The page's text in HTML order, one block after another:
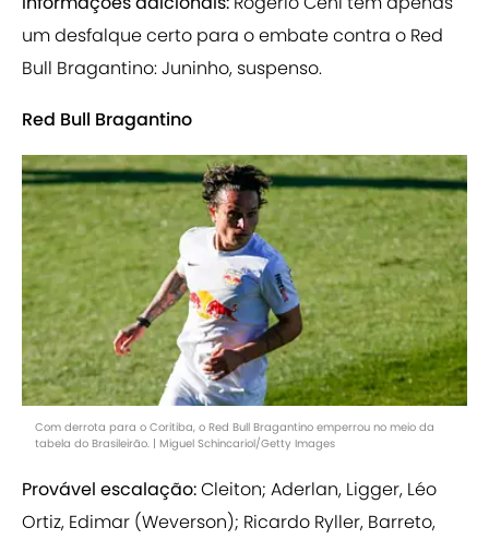
um desfalque certo para o embate contra o Red
Bull Bragantino: Juninho, suspenso.
Red Bull Bragantino
Com derrota para o Coritiba, o Red Bull Bragantino emperrou no meio da
tabela do Brasileirão. | Miguel Schincariol/Getty Images
Provável escalação:Cleiton; Aderlan, Ligger, Léo
Ortiz, Edimar (Weverson); Ricardo Ryller, Barreto,